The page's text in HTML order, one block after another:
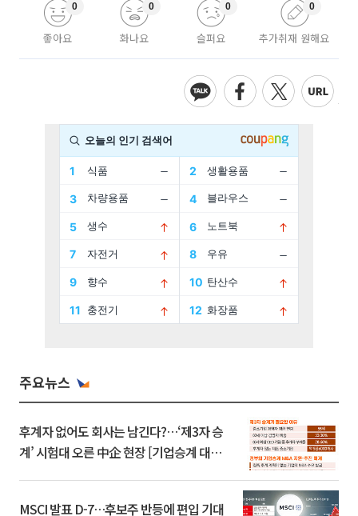
좋아요
0
화나요
0
슬퍼요
0
추가취재 원해요
0
주요뉴스
후계자 없어도 회사는 남긴다?…‘제3자 승
계’ 시험대 오른 中企 현장 [기업승계 대전
MSCI 발표 D-7…후보주 반등에 편입 기대